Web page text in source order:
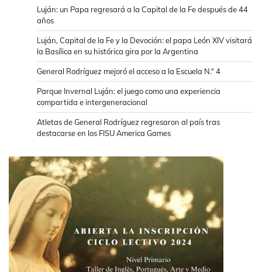
Luján: un Papa regresará a la Capital de la Fe después de 44
años
Luján, Capital de la Fe y la Devoción: el papa León XIV visitará
la Basílica en su histórica gira por la Argentina
General Rodríguez mejoró el acceso a la Escuela N.° 4
Parque Invernal Luján: el juego como una experiencia
compartida e intergeneracional
Atletas de General Rodríguez regresaron al país tras
destacarse en los FISU America Games